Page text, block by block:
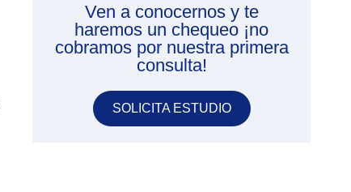
Ven a conocernos y te
haremos un chequeo ¡no
cobramos por nuestra primera
consulta!
SOLICITA ESTUDIO